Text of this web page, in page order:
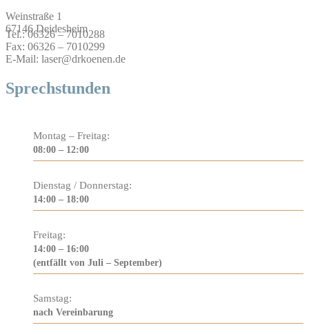
Weinstraße 1
67146 Deidesheim
Tel.: 06326 – 7010288
Fax: 06326 – 7010299
E-Mail: laser@drkoenen.de
Sprechstunden
Montag – Freitag:
08:00 – 12:00
Dienstag / Donnerstag:
14:00 – 18:00
Freitag:
14:00 – 16:00
(entfällt von Juli – September)
Samstag:
nach Vereinbarung